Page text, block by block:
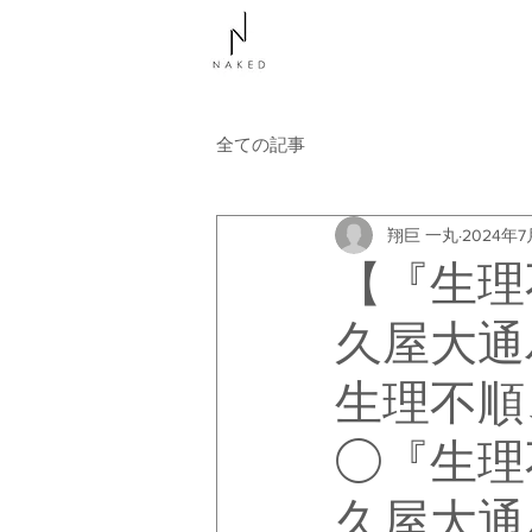
全ての記事
【『生
久屋大
生理不
翔巨 一丸 2024年7
◯『生理
久屋大